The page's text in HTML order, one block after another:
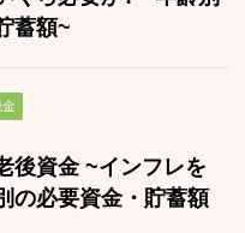
蓄額~
金
後資金 ~インフレを
の必要資金・貯蓄額